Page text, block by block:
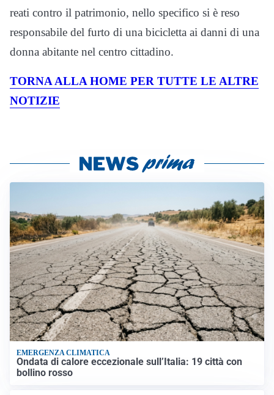
reati contro il patrimonio, nello specifico si è reso
responsabile del furto di una bicicletta ai danni di una
donna abitante nel centro cittadino.
TORNA ALLA HOME PER TUTTE LE ALTRE
NOTIZIE
EMERGENZA CLIMATICA
Ondata di calore eccezionale sull’Italia: 19 città con
bollino rosso